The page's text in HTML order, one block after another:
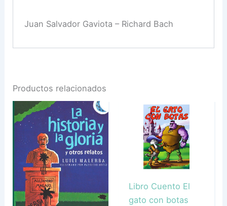
Juan Salvador Gaviota – Richard Bach
Productos relacionados
Libro Cuento El
gato con botas